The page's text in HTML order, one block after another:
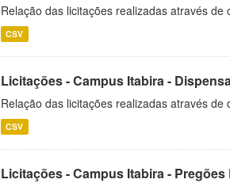
Relação das licitações realizadas através
CSV
Licitações - Campus Itabira -
Relação das licitações realizadas através
CSV
Licitações - Campus Itabira -